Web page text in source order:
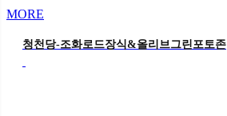
MORE
청천당-조화로드장식&올리브그린포토존